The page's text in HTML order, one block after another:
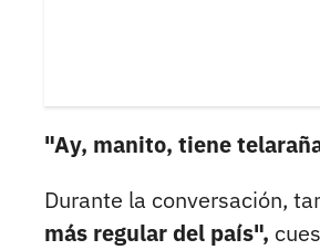
"Ay, manito, tiene
Durante la conversación,
más regular del país",